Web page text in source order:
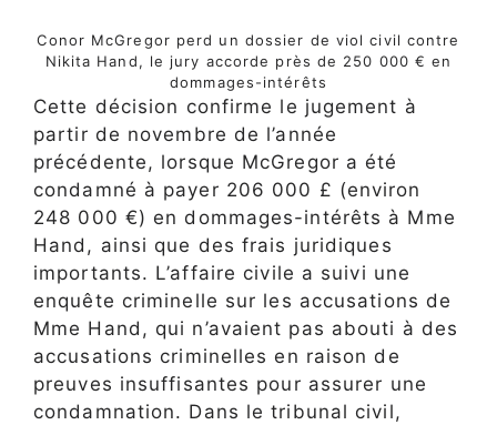
Conor McGregor perd un dossier de viol civil contre
Nikita Hand, le jury accorde près de 250 000 € en
dommages-intérêts
Cette décision confirme le jugement à
partir de novembre de l’année
précédente, lorsque McGregor a été
condamné à payer 206 000 £ (environ
248 000 €) en dommages-intérêts à Mme
Hand, ainsi que des frais juridiques
importants. L’affaire civile a suivi une
enquête criminelle sur les accusations de
Mme Hand, qui n’avaient pas abouti à des
accusations criminelles en raison de
preuves insuffisantes pour assurer une
condamnation. Dans le tribunal civil,